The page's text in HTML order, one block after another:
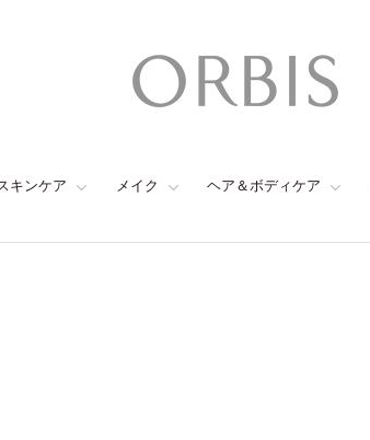
キンケア メイク ヘア＆ボディケア